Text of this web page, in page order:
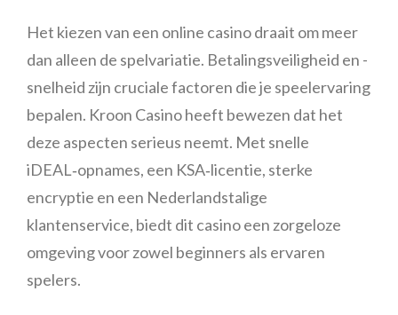
Het kiezen van een online casino draait om meer
dan alleen de spelvariatie. Betalingsveiligheid en -
snelheid zijn cruciale factoren die je speelervaring
bepalen. Kroon Casino heeft bewezen dat het
deze aspecten serieus neemt. Met snelle
iDEAL‑opnames, een KSA‑licentie, sterke
encryptie en een Nederlandstalige
klantenservice, biedt dit casino een zorgeloze
omgeving voor zowel beginners als ervaren
spelers.